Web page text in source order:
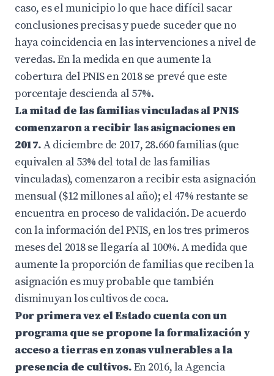
caso, es el municipio lo que hace difícil sacar
conclusiones precisas y puede suceder que no
haya coincidencia en las intervenciones a nivel de
veredas. En la medida en que aumente la
cobertura del PNIS en 2018 se prevé que este
porcentaje descienda al 57%.
La mitad de las familias vinculadas al PNIS
comenzaron a recibir las asignaciones en
2017.A diciembre de 2017, 28.660 familias (que
equivalen al 53% del total de las familias
vinculadas), comenzaron a recibir esta asignación
mensual ($12 millones al año); el 47% restante se
encuentra en proceso de validación. De acuerdo
con la información del PNIS, en los tres primeros
meses del 2018 se llegaría al 100%. A medida que
aumente la proporción de familias que reciben la
asignación es muy probable que también
disminuyan los cultivos de coca.
Por primera vez el Estado cuenta con un
programa que se propone la formalización y
acceso a tierras en zonas vulnerables a la
presencia de cultivos.En 2016, la Agencia